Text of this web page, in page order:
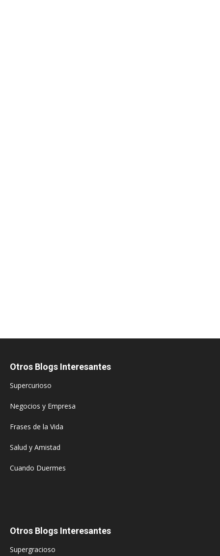
Otros Blogs Interesantes
Supercurioso
Negocios y Empresa
Frases de la Vida
Salud y Amistad
Cuando Duermes
Otros Blogs Interesantes
Supergracioso